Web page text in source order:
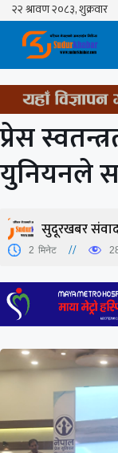
Skip
content
प्रेस
युनियनले
सुदूरखबर
2 मिनेट